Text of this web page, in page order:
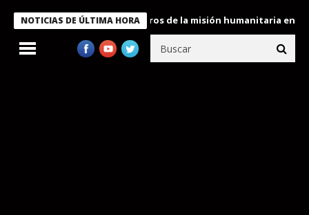
NOTICIAS DE ÚLTIMA HORA
condecora a miembros de la misión humanitaria enviada a